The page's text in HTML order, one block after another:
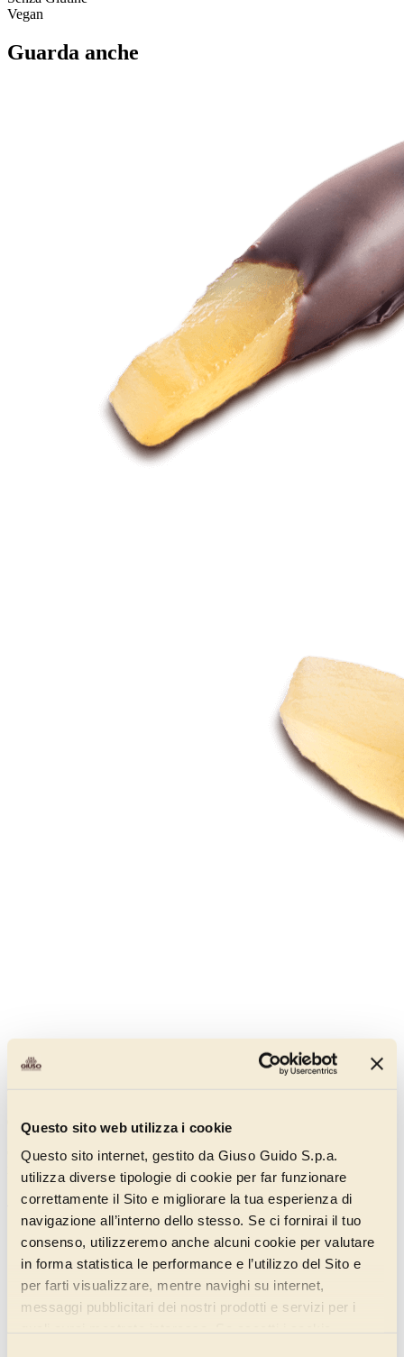
Questo sito web utilizza i cookie
Questo sito internet, gestito da Giuso Guido S.p.a.
utilizza diverse tipologie di cookie per far funzionare
correttamente il Sito e migliorare la tua esperienza di
navigazione all’interno dello stesso. Se ci fornirai il tuo
consenso, utilizzeremo anche alcuni cookie per valutare
in forma statistica le performance e l’utilizzo del Sito e
per farti visualizzare, mentre navighi su internet,
messaggi pubblicitari dei nostri prodotti e servizi per i
Vegan
Guarda anche
050DM001
Colore giallo brillante, piacevole morbidezza, sapore speziato con
note pungenti ma equilibrate.
Scopri di più